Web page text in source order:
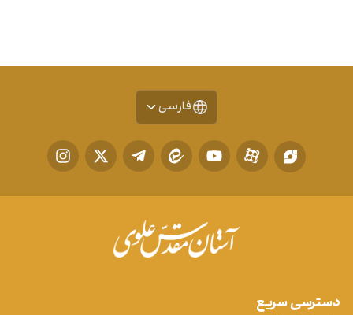
فارسی
دسترسی سریع